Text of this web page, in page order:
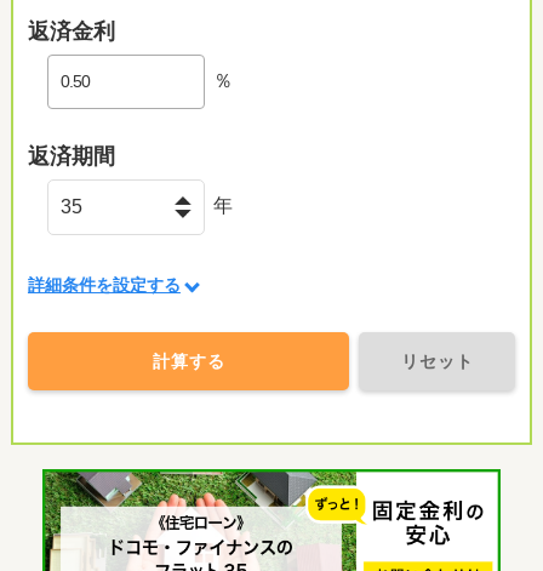
返済金利
％
返済期間
年
詳細条件を設定する
計算する リセット